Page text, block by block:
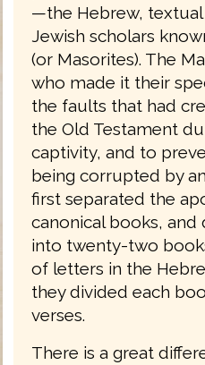
—the Hebrew,
Jewish scholars
(or Masorites). The
who made it their
the faults that had
the Old Testament
captivity, and to
being corrupted by
first separated the
canonical books,
into twenty-two
of letters in the
they divided each
verses.
There is a great